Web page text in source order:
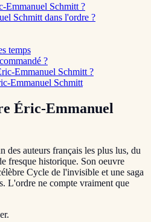
Emmanuel Schmitt ?
Schmitt dans l'ordre ?
temps
?
Emmanuel Schmitt ?
Emmanuel Schmitt
Éric-Emmanuel
des auteurs français les plus lus, du
fresque historique. Son oeuvre
Cycle de l'invisible et une saga
L'ordre ne compte vraiment que